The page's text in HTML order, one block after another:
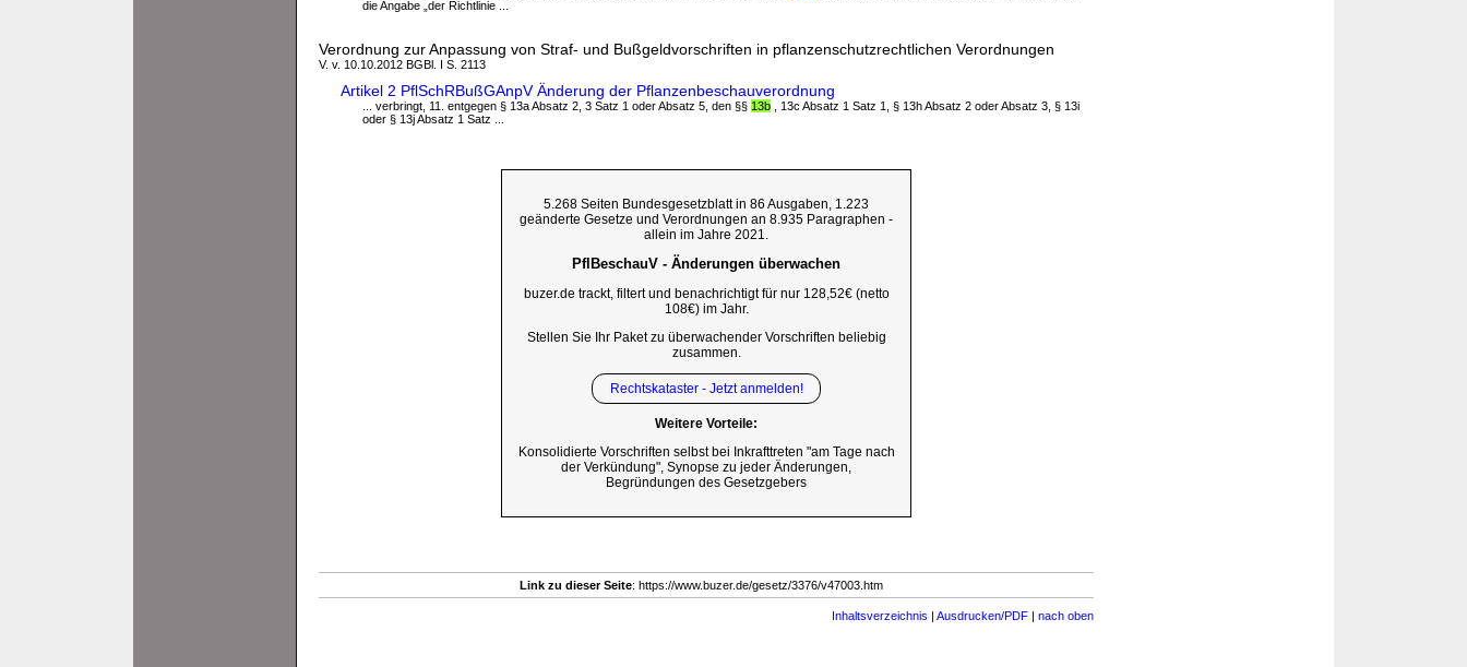
die Angabe „der Richtlinie ...
Verordnung zur Anpassung von Straf- und Bußgeldvorschriften in pflanzenschutzrechtlichen Verordnungen
V. v. 10.10.2012 BGBl. I S. 2113
Artikel 2 PflSchRBußGAnpV Änderung der Pflanzenbeschauverordnung
... verbringt, 11. entgegen § 13a Absatz 2, 3 Satz 1 oder Absatz 5, den §§ 13b , 13c Absatz 1 Satz 1, § 13h Absatz 2 oder Absatz 3, § 13i
oder § 13j Absatz 1 Satz ...
5.268 Seiten Bundesgesetzblatt in 86 Ausgaben, 1.223
geänderte Gesetze und Verordnungen an 8.935 Paragraphen -
allein im Jahre 2021.
PflBeschauV - Änderungen überwachen
buzer.de trackt, filtert und benachrichtigt für nur 128,52€ (netto
108€) im Jahr.
Stellen Sie Ihr Paket zu überwachender Vorschriften beliebig
zusammen.
Rechtskataster - Jetzt anmelden!
Weitere Vorteile:
Konsolidierte Vorschriften selbst bei Inkrafttreten "am Tage nach
der Verkündung", Synopse zu jeder Änderungen,
Begründungen des Gesetzgebers
Link zu dieser Seite: https://www.buzer.de/gesetz/3376/v47003.htm
Inhaltsverzeichnis | Ausdrucken/PDF | nach oben